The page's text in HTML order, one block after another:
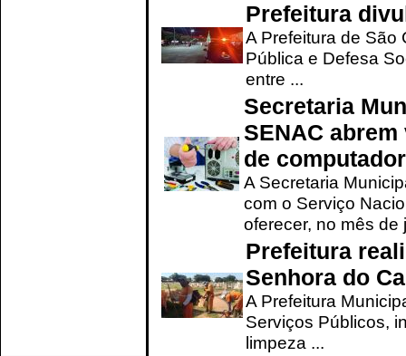
Prefeitura
A Prefeitura de São
Pública e Defesa
entre ...
Secretaria
SENAC
de
A Secretaria
com o Serviço
oferecer, no mês de
Prefeitura
Senhora do
A Prefeitura
Serviços Públicos,
limpeza ...